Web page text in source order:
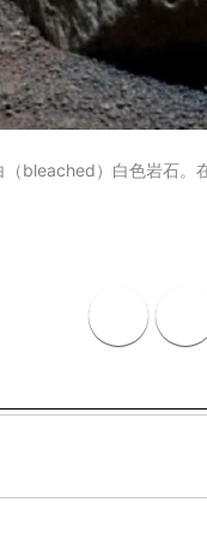
bleached）白色岩石。